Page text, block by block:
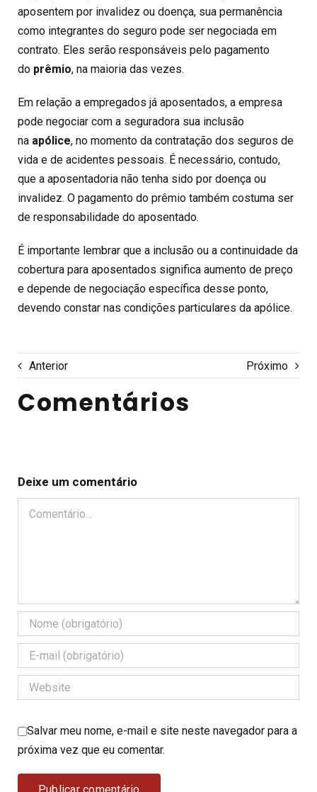
aposentem por invalidez ou doença, sua permanência
como integrantes do seguro pode ser negociada em
contrato. Eles serão responsáveis pelo pagamento
do prêmio, na maioria das vezes.
Em relação a empregados já aposentados, a empresa
pode negociar com a seguradora sua inclusão
na apólice, no momento da contratação dos seguros de
vida e de acidentes pessoais. É necessário, contudo,
que a aposentadoria não tenha sido por doença ou
invalidez. O pagamento do prêmio também costuma ser
de responsabilidade do aposentado.
É importante lembrar que a inclusão ou a continuidade da
cobertura para aposentados significa aumento de preço
e depende de negociação específica desse ponto,
devendo constar nas condições particulares da apólice.
Anterior Próximo
Comentários
Deixe um comentário
Comentário
Salvar meu nome, e-mail e site neste navegador para a
próxima vez que eu comentar.